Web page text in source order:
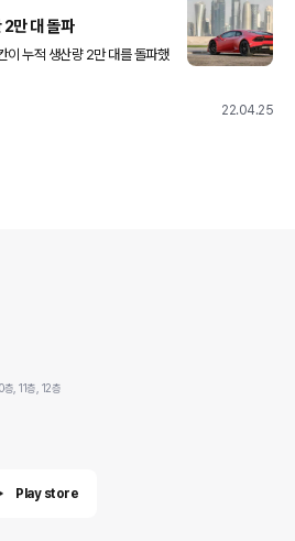
2만 대 돌파
이 누적 생산량 2만 대를 돌파했
22.04.25
, 11층, 12층
Play store